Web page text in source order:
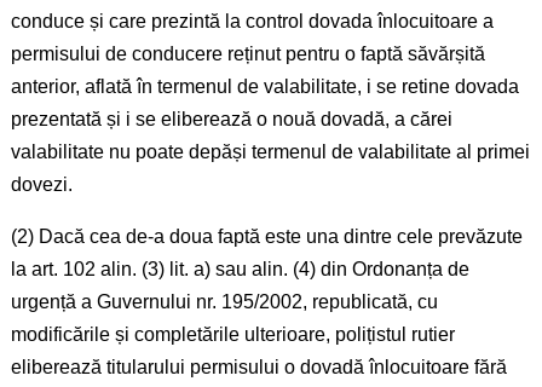
conduce și care prezintă la control dovada înlocuitoare a
permisului de conducere reținut pentru o faptă săvărșită
anterior, aflată în termenul de valabilitate, i se retine dovada
prezentată și i se eliberează o nouă dovadă, a cărei
valabilitate nu poate depăși termenul de valabilitate al primei
dovezi.
(2) Dacă cea de-a doua faptă este una dintre cele prevăzute
la art. 102 alin. (3) lit. a) sau alin. (4) din Ordonanța de
urgență a Guvernului nr. 195/2002, republicată, cu
modificările și completările ulterioare, polițistul rutier
eliberează titularului permisului o dovadă înlocuitoare fără